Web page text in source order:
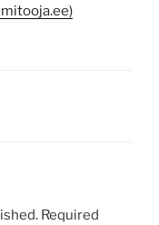
Required